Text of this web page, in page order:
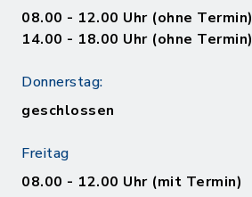
08.00 - 12.00 Uhr (ohne Termin)
14.00 - 18.00 Uhr (ohne Termin)
Donnerstag:
geschlossen
Freitag
08.00 - 12.00 Uhr (mit Termin)